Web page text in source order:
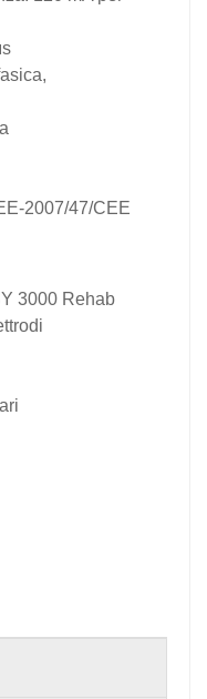
2007/47/CEE
3000 Rehab